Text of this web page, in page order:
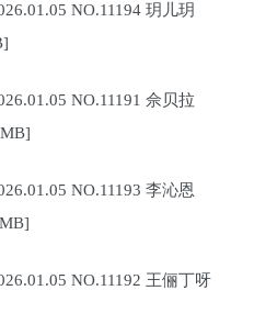
NO.11194 玥儿玥
NO.11191 佘贝拉
NO.11193 李沁恩
NO.11192 王俪丁呀